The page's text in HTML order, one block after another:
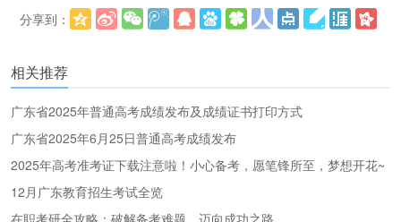
分享到：
相关推荐
广东省2025年普通高考成绩发布及成绩证书打印方式
广东省2025年6月25日普通高考成绩发布
2025年高考准考证下载注意啦！小心备考，愿笔锋所至，梦想开花~
12月广东教育招生考试全览
在职考研全攻略：破解备考难题，迈向成功之路